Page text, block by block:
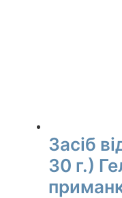
Засіб
30 г.)